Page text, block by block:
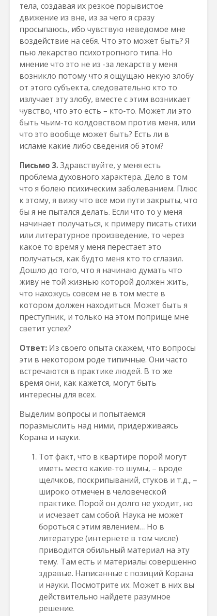
тела, создавая их резкое порывистое
движение из вне, из за чего я сразу
просыпаюсь, ибо чувствую неведомое мне
воздействие на себя. Что это может быть? Я
пью лекарство психотропного типа. Но
мнение что это не из -за лекарств у меня
возникло потому что я ощущаю некую злобу
от этого субъекта, следовательно кто то
излучает эту злобу, вместе с этим возникает
чувство, что это есть – кто-то. Может ли это
быть чьим-то колдовством против меня, или
что это вообще может быть? Есть ли в
исламе какие либо сведения об этом?
Письмо 3.Здравствуйте, у меня есть
проблема духовного характера. Дело в том
что я болею психическим заболеванием. Плюс
к этому, я вижу что все мои пути закрыты, что
бы я не пытался делать. Если что то у меня
начинает получаться, к примеру писать стихи
или литературное произведение, то через
какое то время у меня перестает это
получаться, как будто меня кто то сглазил.
Дошло до того, что я начинаю думать что
живу не той жизнью которой должен жить,
что нахожусь совсем не в том месте в
котором должен находиться. Может быть я
преступник, и только на этом поприще мне
светит успех?
Ответ: Из своего опыта скажем, что вопросы
эти в некотором роде типичные. Они часто
встречаются в практике людей. В то же
время они, как кажется, могут быть
интересны для всех.
Выделим вопросы и попытаемся
поразмыслить над ними, придерживаясь
Корана и науки.
Тот факт, что в квартире порой могут
иметь место какие-то шумы, – вроде
щелчков, поскрипываний, стуков и т.д., –
широко отмечен в человеческой
практике. Порой он долго не уходит, но
и исчезает сам собой. Наука не может
бороться с этим явлением… Но в
литературе (интернете в том числе)
приводится обильный материал на эту
тему. Там есть и материалы совершенно
здравые. Написанные с позиций Корана
и науки. Посмотрите их. Может в них вы
действительно найдете разумное
решение.